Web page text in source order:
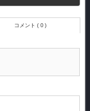
コメント ( 0 )